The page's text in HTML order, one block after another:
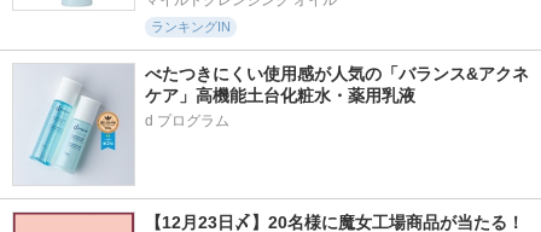
ランキングIN
べたつきにくい使用感が人気の「バランス&アクネ
ケア」高機能土台化粧水・薬用乳液
【12月23日〆】20名様に魔女工場商品が当たる！